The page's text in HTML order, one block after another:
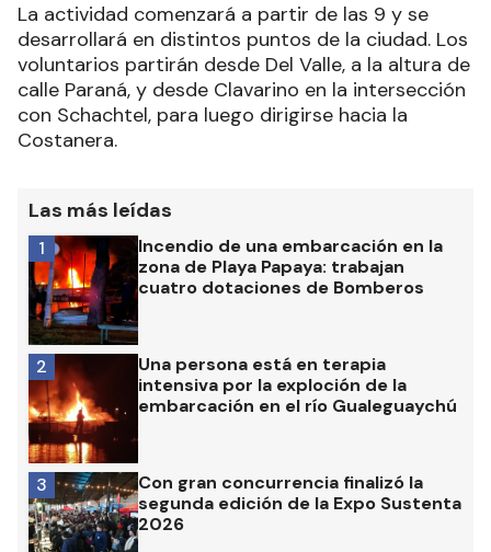
La actividad comenzará a partir de las 9 y se
desarrollará en distintos puntos de la ciudad. Los
voluntarios partirán desde Del Valle, a la altura de
calle Paraná, y desde Clavarino en la intersección
con Schachtel, para luego dirigirse hacia la
Costanera.
Las más leídas
Incendio de una embarcación en la
zona de Playa Papaya: trabajan
cuatro dotaciones de Bomberos
1
Una persona está en terapia
intensiva por la exploción de la
embarcación en el río Gualeguaychú
2
Con gran concurrencia finalizó la
segunda edición de la Expo Sustenta
2026
3